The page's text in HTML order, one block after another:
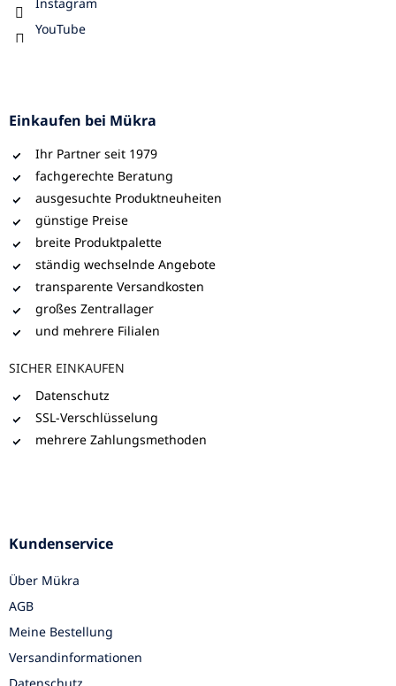
YouTube
Einkaufen bei Mükra
Ihr Partner seit 1979
fachgerechte Beratung
ausgesuchte Produktneuheiten
günstige Preise
breite Produktpalette
ständig wechselnde Angebote
transparente Versandkosten
großes Zentrallager
und mehrere Filialen
SICHER EINKAUFEN
Datenschutz
SSL-Verschlüsselung
mehrere Zahlungsmethoden
Kundenservice
Über Mükra
AGB
Meine Bestellung
Versandinformationen
Datenschutz